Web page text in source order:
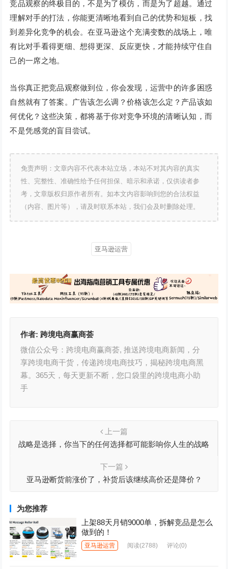
竞品观察的终极目的，不是为了模仿，而是为了超越。通过
理解对手的打法，你能更清晰地看到自己的优势和短板，找
到差异化竞争的机会。在亚马逊这个充满变数的战场上，唯
有比对手看得更细、想得更深、反应更快，才能持续守住自
己的一席之地。
当你真正把竞品观察做到位，你会发现，运营中的许多困惑
自然就有了答案。广告该怎么调？价格该怎么定？产品该如
何优化？这些决策，都将基于你对竞争环境的清晰认知，而
不是凭感觉的盲目尝试。
免责声明：文章内容不代表本站立场，本站不对其内容的真实
性、完整性、准确性给予任何担保、暗示和承诺，仅供读者参
考，文章版权归原作者所有。如本文内容影响到您的合法权益
（内容、图片等），请及时联系本站，我们会及时删除处理。
亚马逊运营
作者: 跨境电商赢商荟
微信公众号：跨境电商赢商荟, 推送跨境电商新闻，分
享跨境电商干货，传递跨境电商技巧，揭秘跨境电商黑
幕。365天，每天更新不断，您口袋里的跨境电商小助
手
上一篇
战略是选择，你当下的任何选择都可能影响你人生的战略
下一篇
亚马逊断货前涨价了，补货后该继续高价还是降价？
为您推荐
上架88天月销9000单，拆解竞品是怎么
做到的！
亚马逊运营 阅读(2788) 评论(0)